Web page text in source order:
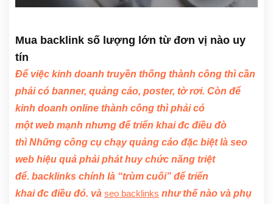
Mua backlink số lượng lớn từ đơn vị nào uy
tín
Để việc kinh doanh truyền thống thành công thìcần
phải có banner, quảng cáo, poster, tờ rơi. Còn để
kinh doanh online thành công thì phải có
mộtweb mạnh nhưng để triển khai đc điều đò
thìNhững công cụ chạy quảng cáo đặc biệt là seo
web hiệu quả phải phát huychức năng triệt
để. backlinks chính là “trùm cuối” để triển
khai đc điều đó. và seo backlinks như thế nào và phụ